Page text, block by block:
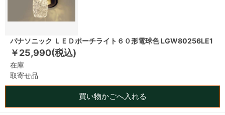
パナソニック ＬＥＤポーチライト６０形電球色 LGW80256LE1
￥25,990(税込)
在庫
取寄せ品
買い物かごへ入れる